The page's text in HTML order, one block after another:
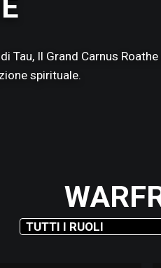
Il Grand Carnus
spirituale.